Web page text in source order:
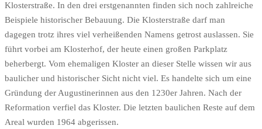
Klosterstraße. In den drei erstgenannten finden sich noch zahlreiche
Beispiele historischer Bebauung. Die Klosterstraße darf man
dagegen trotz ihres viel verheißenden Namens getrost auslassen. Sie
führt vorbei am Klosterhof, der heute einen großen Parkplatz
beherbergt. Vom ehemaligen Kloster an dieser Stelle wissen wir aus
baulicher und historischer Sicht nicht viel. Es handelte sich um eine
Gründung der Augustinerinnen aus den 1230er Jahren. Nach der
Reformation verfiel das Kloster. Die letzten baulichen Reste auf dem
Areal wurden 1964 abgerissen.